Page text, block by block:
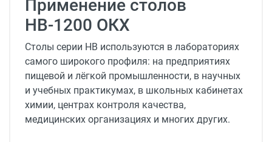
Применение столов
НВ-1200 ОКХ
Столы серии НВ используются в лабораториях
самого широкого профиля: на предприятиях
пищевой и лёгкой промышленности, в научных
и учебных практикумах, в школьных кабинетах
химии, центрах контроля качества,
медицинских организациях и многих других.